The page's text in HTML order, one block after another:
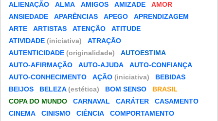
ALIENAÇÃO
ALMA AMIGOS AMIZADE
AMOR
ANSIEDADE
APARÊNCIAS APEGO
APRENDIZAGEM
ARTE
ARTISTAS ATENÇÃO
ATITUDE
ATIVIDADE (iniciativa)
ATRAÇÃO
AUTENTICIDADE (originalidade)
AUTOESTIMA
AUTO-AFIRMAÇÃO
AUTO-AJUDA
AUTO-CONFIANÇA
AUTO-CONHECIMENTO
AÇÃO (iniciativa)
BEBIDAS
BEIJOS
BELEZA(estética) BOM SENSO
BRASIL
COPA DO MUNDO
CARNAVAL CARÁTER
CASAMENTO
CINEMA
CINISMO CIÊNCIA
COMPORTAMENTO